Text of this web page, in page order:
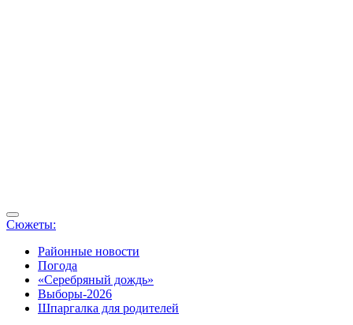
Сюжеты:
Районные новости
Погода
«Серебряный дождь»
Выборы-2026
Шпаргалка для родителей